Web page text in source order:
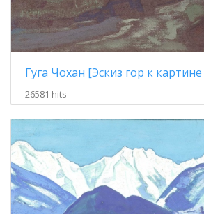
Гуга Чохан [Эскиз гор к
26581 hits